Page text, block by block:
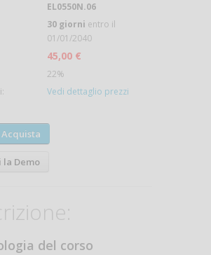
EL0550N.06
30 giorni entro il
01/01/2040
45,00 €
22%
Vedi dettaglio prezzi
Acquista
la Demo
del corso